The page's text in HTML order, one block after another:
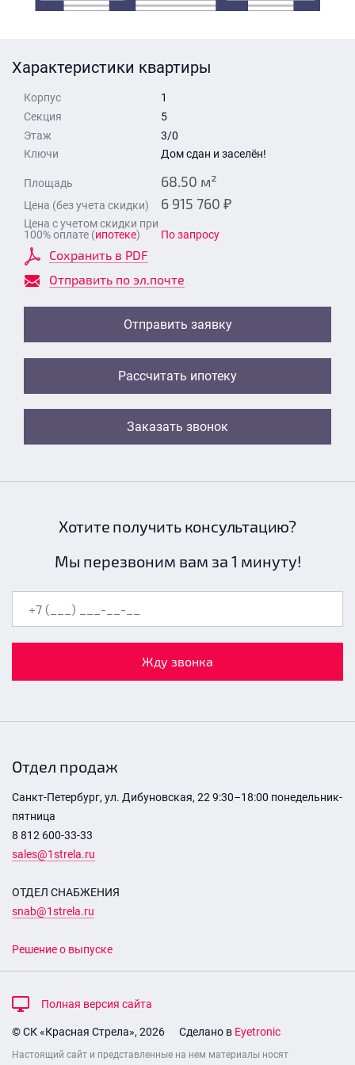
Характеристики квартиры
Корпус
1
Секция
5
Этаж
3/0
Ключи
Дом сдан и заселён!
Площадь 68.50 м²
Цена (без учета скидки) 6 915 760 ₽
Цена с учетом скидки при
100% оплате (ипотеке) По запросу
Сохранить в PDF
Отправить по эл.почте
Отправить заявку
Рассчитать ипотеку
Заказать звонок
Отправить
Отправить
Хотите получить консультацию?
Мы перезвоним вам за 1 минуту!
Жду звонка
Отдел продаж
Санкт-Петербург, ул. Дибуновская, 22 9:30–18:00 понедельник-
пятница
8 812 600-33-33
sales@1strela.ru
ОТДЕЛ СНАБЖЕНИЯ
snab@1strela.ru
Решение о выпуске
Полная версия сайта
© СК «Красная Стрела», 2026 Сделано в Eyetronic
Настоящий сайт и представленные на нем материалы носят